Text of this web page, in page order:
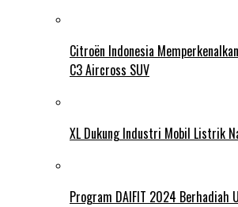
Citroën Indonesia
C3 Aircross SUV
XL Dukung Industri Mobil Listrik
Program DAIFIT 2024 Berhadiah